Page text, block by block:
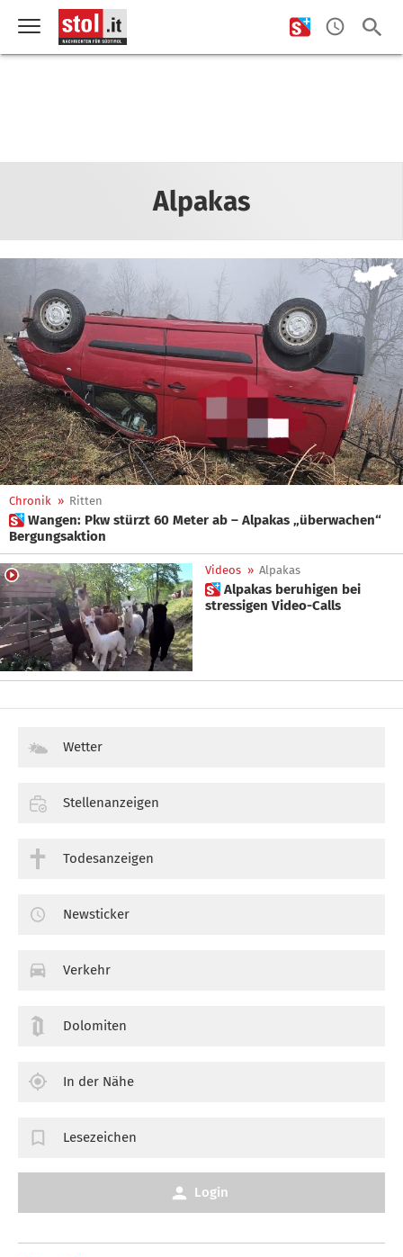
Alpakas
Chronik » Ritten
 Wangen: Pkw stürzt 60 Meter ab – Alpakas „überwachen“
Bergungsaktion
Videos » Alpakas
 Alpakas beruhigen bei
stressigen Video-Calls
Wetter
Stellenanzeigen
Todesanzeigen
Newsticker
Verkehr
Dolomiten
In der Nähe
Lesezeichen
Login